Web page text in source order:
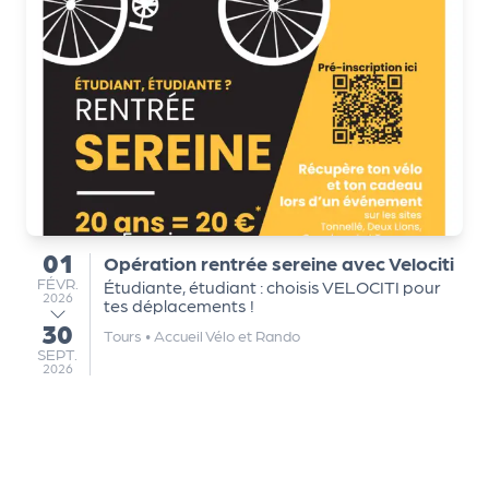
du
01
FÉVRIER
FÉVR.
2026
au
30
SEPTEMBRE
SEPT.
2026
Opération rentrée sereine avec Velociti
Étudiante, étudiant : choisis VELOCITI pour
tes déplacements !
Tours • Accueil Vélo et Rando
r
t
e
n
a
ir
e
s